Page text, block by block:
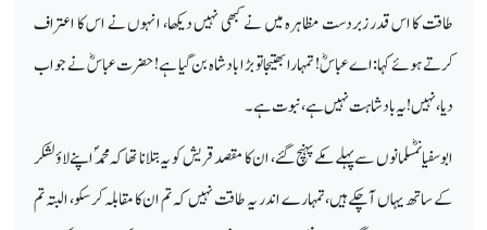
طاقت کا اس قدر زبردست مظاہرہ میں نے کبھی نہیں دیکھا، انہوں نے اس کا اعتراف
کرتے ہوئے کہا: اے عباسؓ! تمہارا بھتیجا تو بڑا بادشاہ بن گیا ہے! حضرت عباسؓ نے جواب
دیا، نہیں! یہ بادشاہت نہیں ہے، نبوت ہے۔
ابوسفیانؓمسلمانوں سے پہلے مکے پہنچ گئے، ان کا مقصد قریش کو یہ بتلانا تھا کہ محمدؐ اپنے لاؤ لشکر
کے ساتھ یہاں آچکے ہیں، تمہارے اندر یہ طاقت نہیں کہ تم ان کا مقابلہ کرسکو، البتہ تم